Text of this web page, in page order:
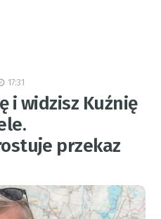
17:31
i widzisz Kuźnię
przekaz